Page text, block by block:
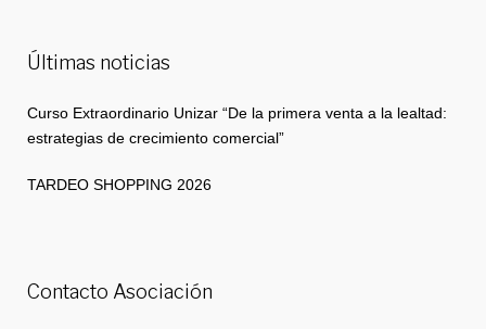
Últimas noticias
Curso Extraordinario Unizar “De la primera venta a la lealtad:
estrategias de crecimiento comercial”
TARDEO SHOPPING 2026
Contacto Asociación